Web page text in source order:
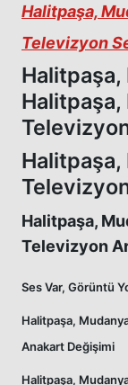
Halitpaşa,
Televizyon
Halitpaşa,
Halitpaşa,
Halitpaşa,
Halitpaşa,
Televizyon
Ses Var, Görüntü
Halitpaşa,
Anakart Değişimi
Halitpaşa,